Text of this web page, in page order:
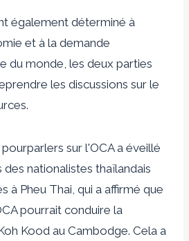
également déterminé à
et à la demande
du monde, les deux parties
les discussions sur le
sur l'OCA a éveillé
nationalistes thaïlandais
à Pheu Thai, qui a affirmé que
pourrait conduire la
Kood au Cambodge. Cela a